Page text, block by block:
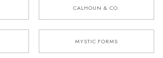
CALHOUN & CO.
MYSTIC FORMS